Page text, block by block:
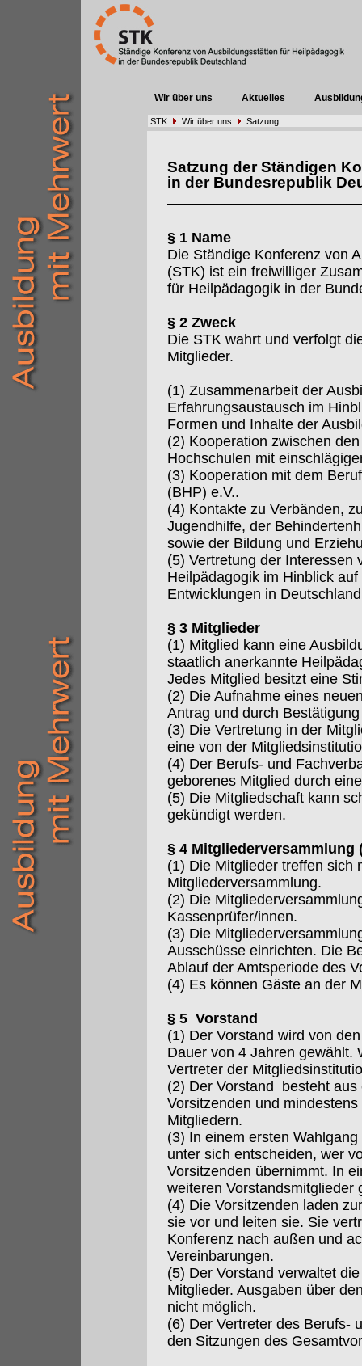
Wir über uns Aktuelles
STK Wir über uns Satzung
Satzung der Ständigen
in der Bundesrepublik
§ 1 Name
Die Ständige Konferenz von
(STK) ist ein freiwilliger
für Heilpädagogik in der
§ 2 Zweck
Die STK wahrt und verfolgt
Mitglieder.
(1) Zusammenarbeit der
Erfahrungsaustausch im
Formen und Inhalte der
(2) Kooperation zwischen
Hochschulen mit
(3) Kooperation mit dem
(BHP) e.V..
(4) Kontakte zu Verbänden,
Jugendhilfe, der
sowie der Bildung und
(5) Vertretung der Interessen
Heilpädagogik im Hinblick
Entwicklungen in
§ 3 Mitglieder
(1) Mitglied kann eine
staatlich anerkannte
Jedes Mitglied besitzt eine
(2) Die Aufnahme eines
Antrag und durch
(3) Die Vertretung in der
eine von der
(4) Der Berufs- und
geborenes Mitglied durch
(5) Die Mitgliedschaft kann
gekündigt werden.
§ 4 Mitgliederversammlung
(1) Die Mitglieder treffen sich
Mitgliederversammlung.
(2) Die
Kassenprüfer/innen.
(3) Die
Ausschüsse einrichten. Die
Ablauf der Amtsperiode des
(4) Es können Gäste an der
§ 5 Vorstand
(1) Der Vorstand wird von
Dauer von 4 Jahren gewählt.
Vertreter der
(2) Der Vorstand besteht
Vorsitzenden und
Mitgliedern.
(3) In einem ersten
unter sich entscheiden, wer
Vorsitzenden übernimmt. In
weiteren Vorstandsmitglieder
(4) Die Vorsitzenden laden
sie vor und leiten sie. Sie
Konferenz nach außen und
Vereinbarungen.
(5) Der Vorstand verwaltet
Mitglieder. Ausgaben über
nicht möglich.
(6) Der Vertreter des Berufs-
den Sitzungen des